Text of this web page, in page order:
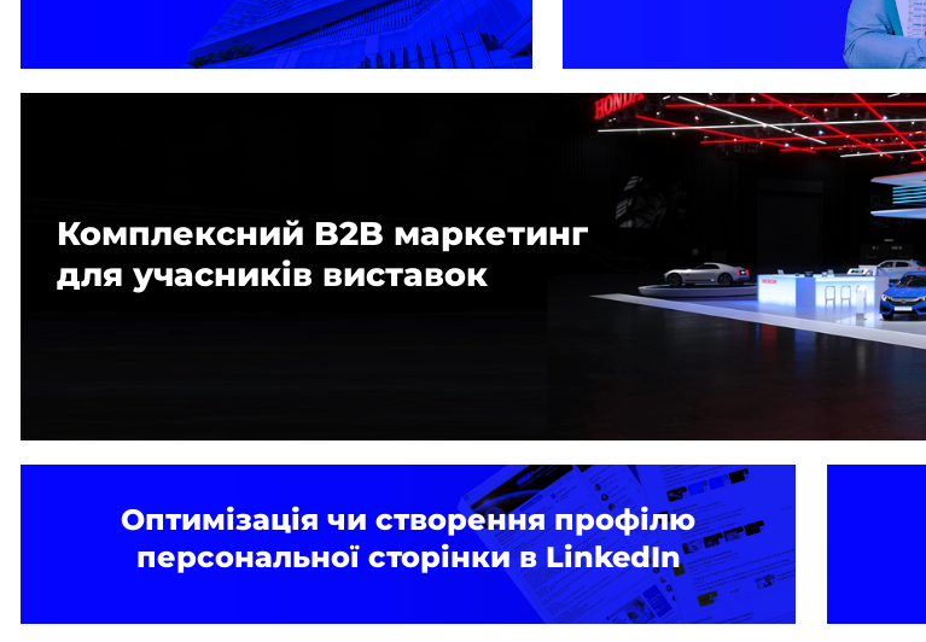
Комплексний B2B маркетинг
для учасників виставок
Оптимізація чи створення профілю
персональної сторінки в LinkedIn